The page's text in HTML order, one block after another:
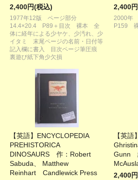
2,400円(税込)
1977年12版 ページ部分
14.4×20.4 P89＋目次 裸本 全
体に経年による少ヤケ、少汚れ、少
イタミ 末尾ページの名前・日付等
記入欄に書入 目次ページ筆圧痕
裏遊び紙下角少欠損
2,400
2000年
P159
【英語】ENCYCLOPEDIA
PREHISTORICA
DINOSAURS 作：Robert
Sabuda、 Matthew
Reinhart Candlewick Press
【英
Gunn
2,400